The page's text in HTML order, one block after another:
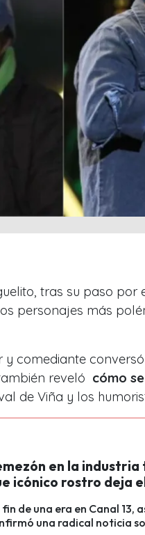
tras su paso por
personajes más
comediante
reveló cómo
de Viña y los
en la
icónico rostro deja
fin de una era en Canal 13,
una radical noticia